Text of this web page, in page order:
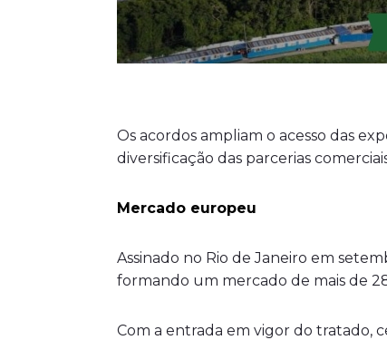
Os acordos ampliam o acesso das
diversificação das parcerias
Mercado europeu
Assinado no Rio de Janeiro em
formando um mercado de mais de
Com a entrada em vigor do tratado,